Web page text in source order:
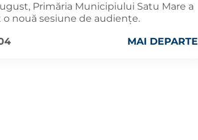
Primăria Municipiului Satu Mare a
o nouă sesiune de audiențe.
MAI DEPARTE